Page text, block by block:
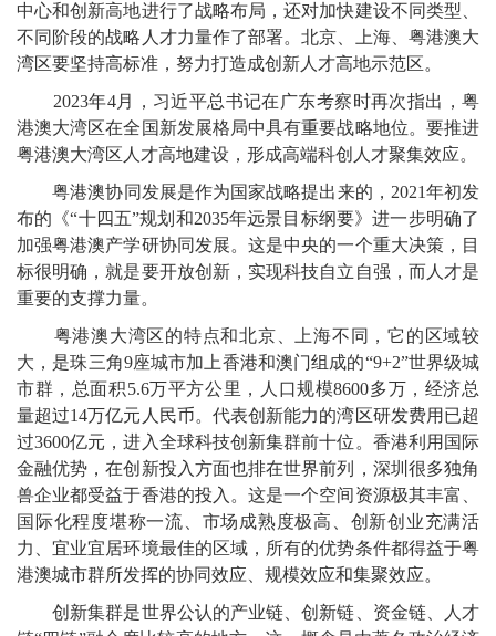
中心和创新高地进行了战略布局，还对加快建设不同类型、
不同阶段的战略人才力量作了部署。北京、上海、粤港澳大
湾区要坚持高标准，努力打造成创新人才高地示范区。
2023年4月，习近平总书记在广东考察时再次指出，粤
港澳大湾区在全国新发展格局中具有重要战略地位。要推进
粤港澳大湾区人才高地建设，形成高端科创人才聚集效应。
粤港澳协同发展是作为国家战略提出来的，2021年初发
布的《“十四五”规划和2035年远景目标纲要》进一步明确了
加强粤港澳产学研协同发展。这是中央的一个重大决策，目
标很明确，就是要开放创新，实现科技自立自强，而人才是
重要的支撑力量。
粤港澳大湾区的特点和北京、上海不同，它的区域较
大，是珠三角9座城市加上香港和澳门组成的“9+2”世界级城
市群，总面积5.6万平方公里，人口规模8600多万，经济总
量超过14万亿元人民币。代表创新能力的湾区研发费用已超
过3600亿元，进入全球科技创新集群前十位。香港利用国际
金融优势，在创新投入方面也排在世界前列，深圳很多独角
兽企业都受益于香港的投入。这是一个空间资源极其丰富、
国际化程度堪称一流、市场成熟度极高、创新创业充满活
力、宜业宜居环境最佳的区域，所有的优势条件都得益于粤
港澳城市群所发挥的协同效应、规模效应和集聚效应。
创新集群是世界公认的产业链、创新链、资金链、人才